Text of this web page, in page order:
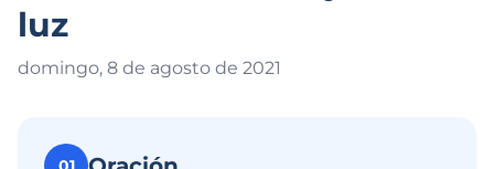
luz
domingo, 8 de agosto de 2021